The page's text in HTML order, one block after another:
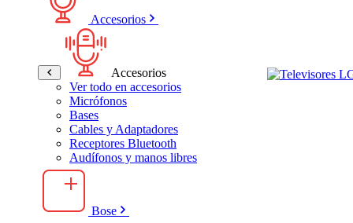
Accesorios
Accesorios
Ver todo en accesorios
Micrófonos
Bases
Cables y Adaptadores
Receptores Bluetooth
Audífonos y manos libres
Bose